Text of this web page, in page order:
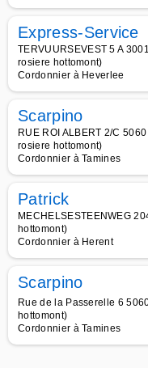
Express-Service
TERVUURSEVEST 5 A
rosiere hottomont)
Cordonnier à Heverlee
Scarpino
RUE ROI ALBERT 2/C
rosiere hottomont)
Cordonnier à Tamines
Patrick
MECHELSESTEENWEG
hottomont)
Cordonnier à Herent
Scarpino
Rue de la Passerelle 6
hottomont)
Cordonnier à Tamines